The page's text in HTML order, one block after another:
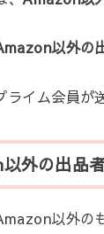
以外の
イム会員が
外の出品
以外の